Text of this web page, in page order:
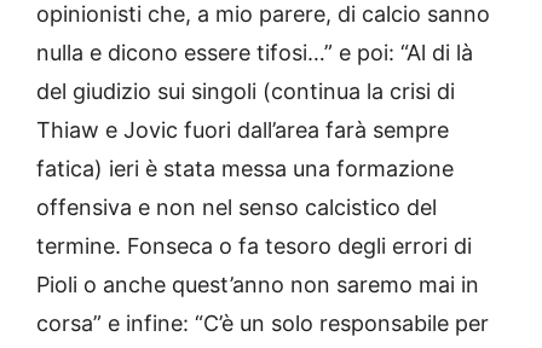
opinionisti che, a mio parere, di calcio sanno
nulla e dicono essere tifosi…” e poi: “Al di là
del giudizio sui singoli (continua la crisi di
Thiaw e Jovic fuori dall’area farà sempre
fatica) ieri è stata messa una formazione
offensiva e non nel senso calcistico del
termine. Fonseca o fa tesoro degli errori di
Pioli o anche quest’anno non saremo mai in
corsa” e infine: “C’è un solo responsabile per